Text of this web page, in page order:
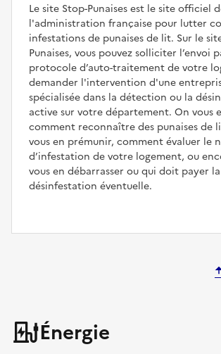
Le site Stop-Punaises est le site officiel
l'administration française pour lutter
infestations de punaises de lit. Sur le
Punaises, vous pouvez solliciter l’envoi
protocole d’auto-traitement de votre
demander l'intervention d'une
spécialisée dans la détection ou la
active sur votre département. On vous
comment reconnaître des punaises de
vous en prémunir, comment évaluer le
d’infestation de votre logement, ou
vous en débarrasser ou qui doit payer la
désinfestation éventuelle.
Énergie